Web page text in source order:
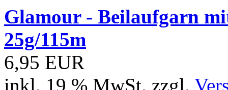
Glamour - Beilaufgarn
25g/115m
6,95 EUR
inkl. 19 % MwSt. zzgl.